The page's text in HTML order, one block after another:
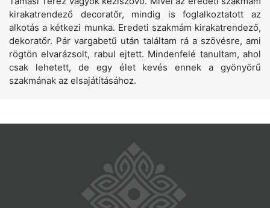
kirakatrendező decoratőr, mindig is foglalkoztatott az
alkotás a kétkezi munka. Eredeti szakmám kirakatrendező,
dekoratőr. Pár vargabetű után találtam rá a szövésre, ami
rögtön elvarázsolt, rabul ejtett. Mindenfelé tanultam, ahol
csak lehetett, de egy élet kevés ennek a gyönyörű
szakmának az elsajátításához.